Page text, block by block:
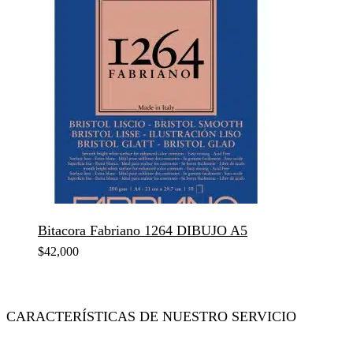
Bitacora Fabriano 1264 DIBUJO A5
$42,000
CARACTERÍSTICAS DE NUESTRO SERVICIO